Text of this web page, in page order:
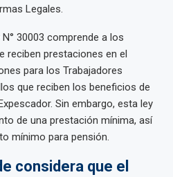
Legales.
30003 comprende a los
reciben prestaciones en el
para los Trabajadores
que reciben los beneficios de
Sin embargo, esta ley
de una prestación mínima, así
mínimo para pensión.
considera que el